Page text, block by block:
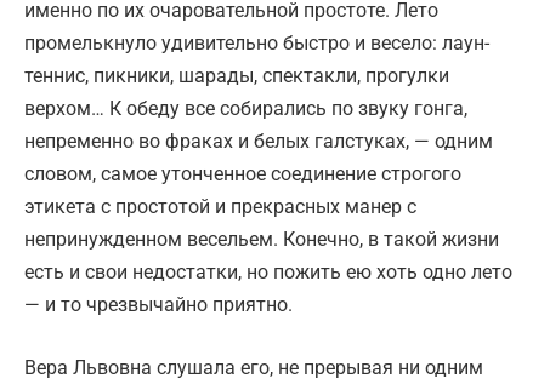
именно по их очаровательной простоте. Лето
промелькнуло удивительно быстро и весело: лаун-
теннис, пикники, шарады, спектакли, прогулки
верхом… К обеду все собирались по звуку гонга,
непременно во фраках и белых галстуках, — одним
словом, самое утонченное соединение строгого
этикета с простотой и прекрасных манер с
непринужденном весельем. Конечно, в такой жизни
есть и свои недостатки, но пожить ею хоть одно лето
— и то чрезвычайно приятно.
Вера Львовна слушала его, не прерывая ни одним